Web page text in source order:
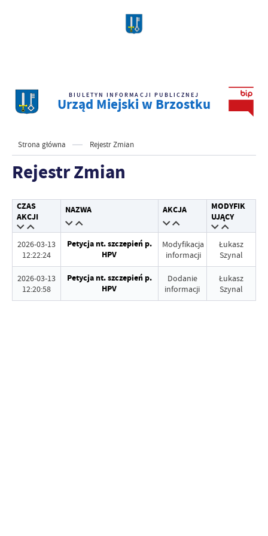
BIULETYN INFORMACJI PUBLICZNEJ
Urząd Miejski w Brzostku
Strona główna Rejestr Zmian
Rejestr Zmian
CZAS
AKCJI
NAZWA AKCJA
MODYFIK
UJĄCY
2026-03-13
12:22:24
Petycja nt. szczepień p.
HPV
Modyfikacja
informacji
Łukasz
Szynal
2026-03-13
12:20:58
Petycja nt. szczepień p.
HPV
Dodanie
informacji
Łukasz
Szynal